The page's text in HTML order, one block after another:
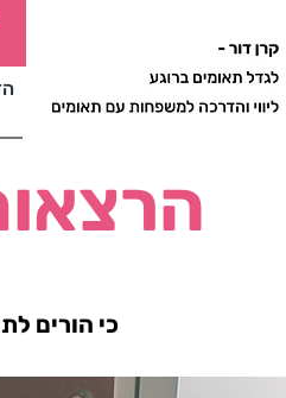
למשפחות עם תאומים
כי הורים